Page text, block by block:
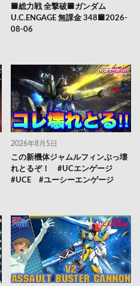
🟦総力戦 全撃破🟦ガンダム
U.C.ENGAGE 無課金 348🟦2026-
08-06
2026年8月5日
この新機体ジャムルフィンぶっ壊
れとるぞ！ #UCエンゲージ
#UCE #ユーシーエンゲージ